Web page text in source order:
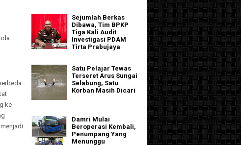
ke
Sejumlah Berkas
Dibawa, Tim BPKP
Tiga Kali Audit
Investigasi PDAM
Tirta Prabujaya
Satu Pelajar Tewas
Terseret Arus Sungai
Selabung, Satu
Korban Masih Dicari
Damri Mulai
Beroperasi Kembali,
Penumpang Yang
Menunggu